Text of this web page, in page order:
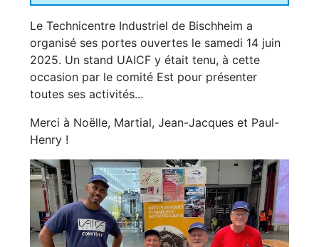
Le Technicentre Industriel de Bischheim a
organisé ses portes ouvertes le samedi 14 juin
2025. Un stand UAICF y était tenu, à cette
occasion par le comité Est pour présenter
toutes ses activités...
Merci à Noëlle, Martial, Jean-Jacques et Paul-
Henry !